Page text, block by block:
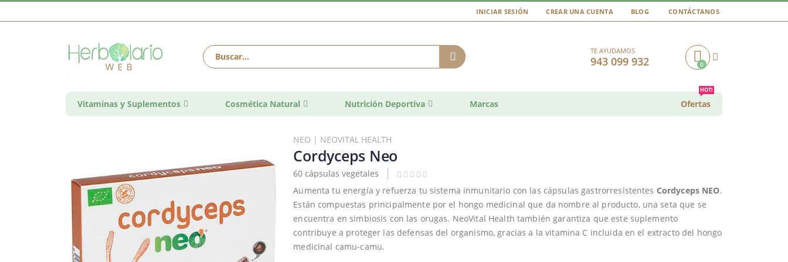
INICIAR SESIÓN CREAR UNA CUENTA BLOG CONTÁCTANOS
TE AYUDAMOS
943 099 932 Cart0
Vitaminas y Suplementos Cosmética Natural Nutrición Deportiva Marcas Ofertas
HOT!
la
galería
de
imágenes
NEO | NEOVITAL HEALTH
Cordyceps Neo
60 cápsulas vegetales
Aumenta tu energía y refuerza tu sistema inmunitario con las cápsulas gastrorresistentes Cordyceps NEO.
Están compuestas principalmente por el hongo medicinal que da nombre al producto, una seta que se
encuentra en simbiosis con las orugas. NeoVital Health también garantiza que este suplemento
contribuye a proteger las defensas del organismo, gracias a la vitamina C incluida en el extracto del hongo
medicinal camu-camu.